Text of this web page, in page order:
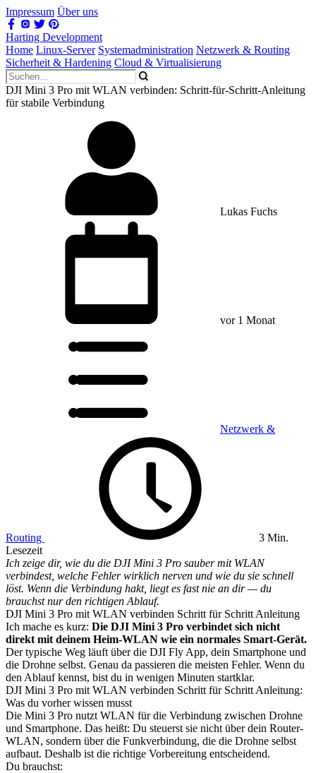
Impressum Über uns
Harting Development
Home Linux-Server Systemadministration Netzwerk & Routing
Sicherheit & Hardening Cloud & Virtualisierung
DJI Mini 3 Pro mit WLAN verbinden: Schritt-für-Schritt-Anleitung
für stabile Verbindung
Lukas Fuchs
vor 1 Monat
Netzwerk &
Routing
3 Min.
Lesezeit
Ich zeige dir, wie du die DJI Mini 3 Pro sauber mit WLAN
verbindest, welche Fehler wirklich nerven und wie du sie schnell
löst. Wenn die Verbindung hakt, liegt es fast nie an dir — du
brauchst nur den richtigen Ablauf.
DJI Mini 3 Pro mit WLAN verbinden Schritt für Schritt Anleitung
Ich mache es kurz: Die DJI Mini 3 Pro verbindet sich nicht
direkt mit deinem Heim-WLAN wie ein normales Smart-Gerät.
Der typische Weg läuft über die DJI Fly App, dein Smartphone und
die Drohne selbst. Genau da passieren die meisten Fehler. Wenn du
den Ablauf kennst, bist du in wenigen Minuten startklar.
DJI Mini 3 Pro mit WLAN verbinden Schritt für Schritt Anleitung:
Was du vorher wissen musst
Die Mini 3 Pro nutzt WLAN für die Verbindung zwischen Drohne
und Smartphone. Das heißt: Du steuerst sie nicht über dein Router-
WLAN, sondern über die Funkverbindung, die die Drohne selbst
aufbaut. Deshalb ist die richtige Vorbereitung entscheidend.
Du brauchst: